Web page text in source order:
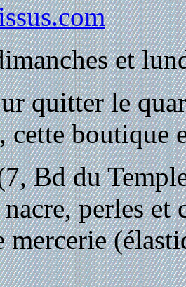
et
quitter le
cette boutique
Bd du
perles et
mercerie